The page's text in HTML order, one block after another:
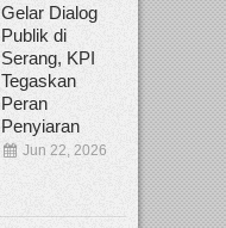
Gelar Dialog
Publik di
Serang, KPI
Tegaskan
Peran
Penyiaran
Jun 22, 2026